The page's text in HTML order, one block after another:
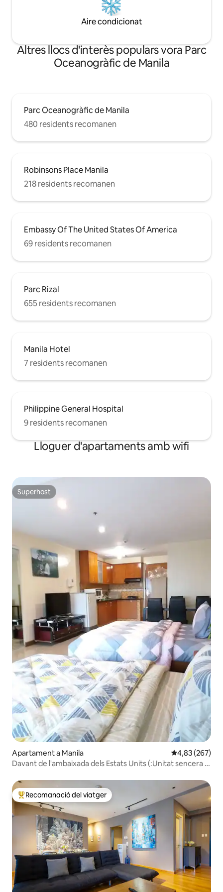
Aire condicionat
Altres llocs d'interès populars vora Parc
Oceanogràfic de Manila
Parc Oceanogràfic de Manila
480 residents recomanen
Robinsons Place Manila
218 residents recomanen
Embassy Of The United States Of America
69 residents recomanen
Parc Rizal
655 residents recomanen
Manila Hotel
7 residents recomanen
Philippine General Hospital
9 residents recomanen
Lloguer d'apartaments amb wifi
Superhost
Superhost
Apartament a Manila 4,83 de
4,83 (267)
Davant de l'ambaixada dels Estats Units (:Unitat sencera :
Principals recomanacions dels viatgers
Recomanació del viatger